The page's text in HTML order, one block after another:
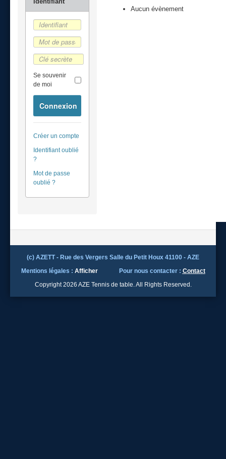
Se souvenir
de moi
Connexion
Créer un compte
Identifiant oublié
?
Mot de passe
oublié ?
Aucun évènement
(c) AZETT - Rue des Vergers Salle du Petit Houx 41100 - AZE
Mentions légales : Afficher Pour nous contacter : Contact
Copyright 2026 AZE Tennis de table. All Rights Reserved.